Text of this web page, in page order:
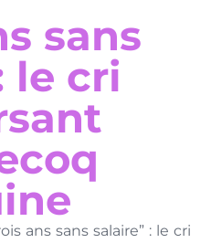
sans
le cri
ans sans salaire” : le cri